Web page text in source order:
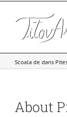
Scoala de dans
About